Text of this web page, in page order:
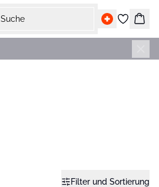
Suche
Filter und Sortierung